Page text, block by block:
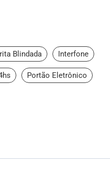
Blindada Interfone
Portão Eletrônico